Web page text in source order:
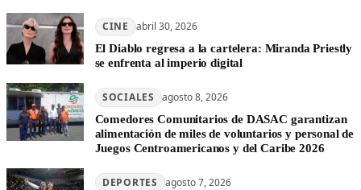
CINE abril 30, 2026
El Diablo regresa a la cartelera: Miranda Priestly
se enfrenta al imperio digital
SOCIALES agosto 8, 2026
Comedores Comunitarios de DASAC garantizan
alimentación de miles de voluntarios y personal de
Juegos Centroamericanos y del Caribe 2026
DEPORTES agosto 7, 2026